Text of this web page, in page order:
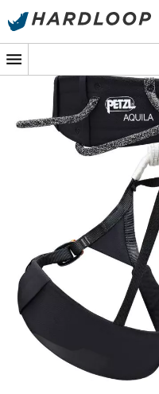
Promoções de verão 🔥 -
roupas de acordo
Ligações das
máximo ao escalar,
Construção com
de células
conforto constante
Tecido interno
Capacidade de
grande
Dois porta-
rígidos para
facilitar o clipe e
Dois porta-